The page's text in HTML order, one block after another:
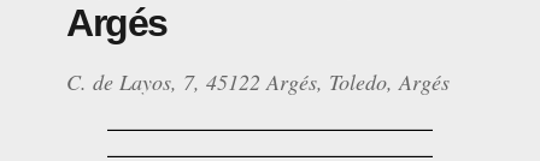
Argés
C. de Layos, 7, 45122 Argés, Toledo, Argés